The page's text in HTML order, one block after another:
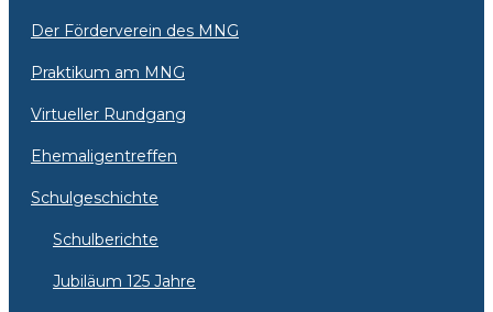
Der Förderverein des MNG
Praktikum am MNG
Virtueller Rundgang
Ehemaligentreffen
Schulgeschichte
Schulberichte
Jubiläum 125 Jahre